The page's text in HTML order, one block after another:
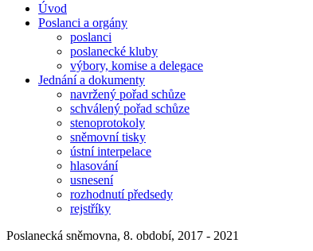
Úvod
Poslanci a orgány
poslanci
poslanecké kluby
výbory, komise a delegace
Jednání a dokumenty
navržený pořad schůze
schválený pořad schůze
stenoprotokoly
sněmovní tisky
ústní interpelace
hlasování
usnesení
rozhodnutí předsedy
rejstříky
Poslanecká sněmovna, 8. období, 2017 - 2021